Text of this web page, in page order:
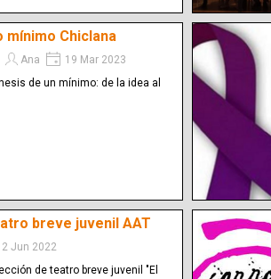
Chiclana
Ana
19 Mar 2023
de un mínimo: de la idea al
breve juvenil AAT
Jun 2022
de teatro breve juvenil "El